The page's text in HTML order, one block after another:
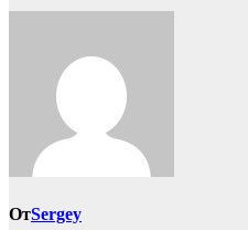
ОтSergey